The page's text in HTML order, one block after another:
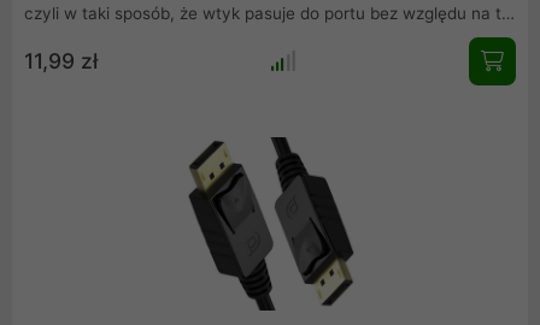
czyli w taki sposób, że wtyk pasuje do portu bez względu na to,
szybkiego ładowania, może bowiem przenosić prąd o wartości
11,99 zł